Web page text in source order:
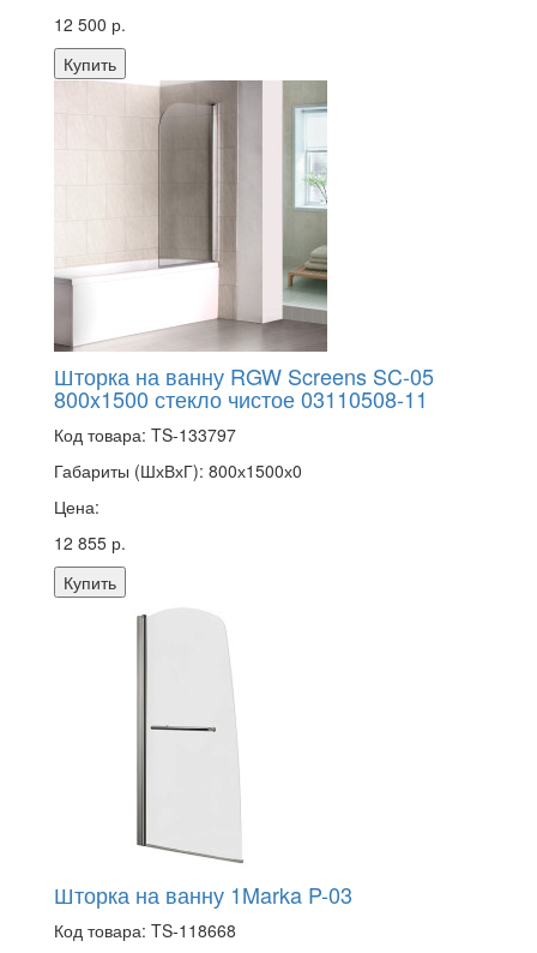
12 500 р.
Купить
Шторка на ванну RGW Screens SC-05
800x1500 стекло чистое 03110508-11
Код товара: TS-133797
Габариты (ШхВхГ): 800х1500х0
Цена:
12 855 р.
Купить
Шторка на ванну 1Marka P-03
Код товара: TS-118668